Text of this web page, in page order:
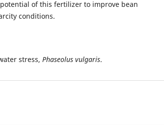
of this fertilizer to improve bean
conditions.
stress, Phaseolus vulgaris.